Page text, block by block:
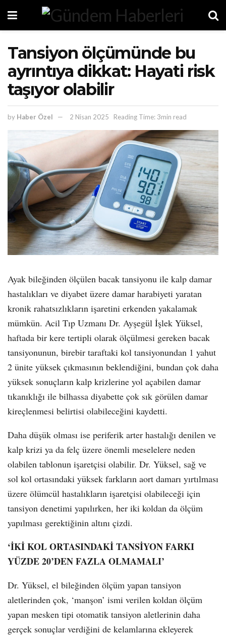
Tansiyon ölçümünde bu
ayrıntıya dikkat: Hayati risk
taşıyor olabilir
by Haber Özel 2 Nisan 2025 Reading Time: 3min read
Ayak bileğinden ölçülen bacak tansiyonu ile kalp damar
hastalıkları ve diyabet üzere damar harabiyeti yaratan
kronik rahatsızlıkların işaretini erkenden yakalamak
mümkün. Acil Tıp Uzmanı Dr. Ayşegül İşlek Yüksel,
haftada bir kere tertipli olarak ölçülmesi gereken bacak
tansiyonunun, birebir taraftaki kol tansiyonundan 1 yahut
2 ünite yüksek çıkmasının beklendiğini, bundan çok daha
yüksek sonuçların kalp krizlerine yol açabilen damar
tıkanıklığı ile bilhassa diyabette çok sık görülen damar
kireçlenmesi belirtisi olabileceğini kaydetti.
Daha düşük olması ise periferik arter hastalığı denilen ve
kalp krizi ya da felç üzere önemli meselelere neden
olabilen tablonun işaretçisi olabilir. Dr. Yüksel, sağ ve
sol kol ortasındaki yüksek farkların aort damarı yırtılması
üzere ölümcül hastalıkların işaretçisi olabileceği için
tansiyon denetimi yapılırken, her iki koldan da ölçüm
yapılması gerektiğinin altını çizdi.
‘İKİ KOL ORTASINDAKİ TANSİYON FARKI
YÜZDE 20’DEN FAZLA OLMAMALI’
Dr. Yüksel, el bileğinden ölçüm yapan tansiyon
aletlerinden çok, ‘manşon’ ismi verilen koldan ölçüm
yapan mesken tipi otomatik tansiyon aletlerinin daha
gerçek sonuçlar verdiğini de kelamlarına ekleyerek